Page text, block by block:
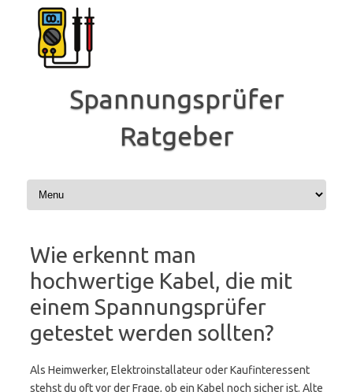
Inhalt
springen
Spannungsprüfer
Ratgeber
Wie erkennt man
hochwertige Kabel, die mit
einem Spannungsprüfer
getestet werden sollten?
Als Heimwerker, Elektroinstallateur oder Kaufinteressent
stehst du oft vor der Frage, ob ein Kabel noch sicher ist. Alte